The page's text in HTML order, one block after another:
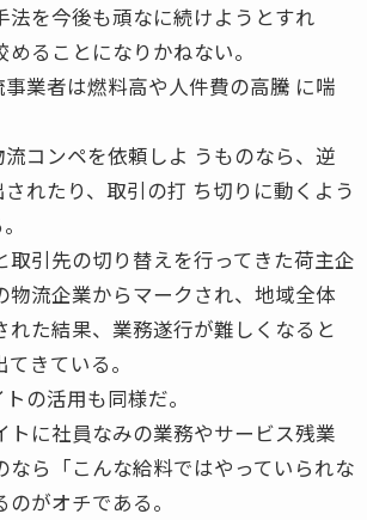
法を今後も頑なに続けようとすれ
ることになりかねない。
業者は燃料高や人件費の高騰 に喘
コンペを依頼しよ うものなら、逆
れたり、取引の打 ち切りに動くよう
取引先の切り替えを行ってきた荷主企
物流企業からマークされ、地域全体
れた結果、業務遂行が難しくなると
きている。
の活用も同様だ。
トに社員なみの業務やサービス残業
なら「こんな給料ではやっていられな
がオチである。